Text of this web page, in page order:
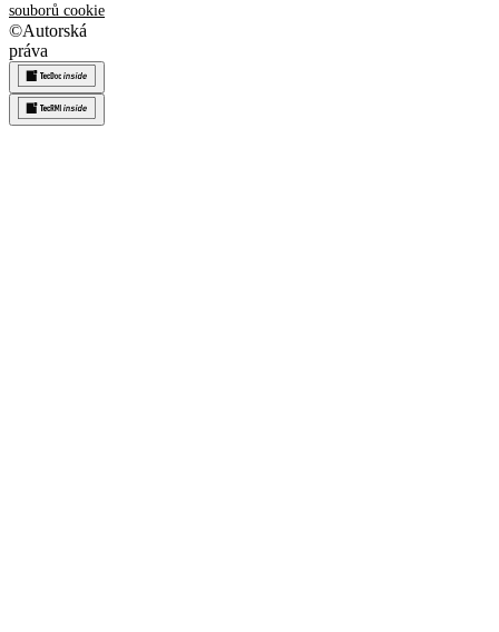
souborů cookie
©Autorská
práva